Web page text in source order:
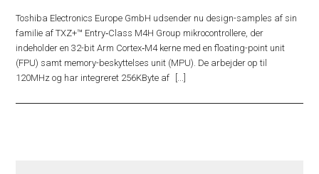
Toshiba Electronics Europe GmbH udsender nu design-samples af sin
familie af TXZ+™ Entry‑Class M4H Group mikrocontrollere, der
indeholder en 32-bit Arm Cortex‑M4 kerne med en floating-point unit
(FPU) samt memory-beskyttelses unit (MPU). De arbejder op til
120MHz og har integreret 256KByte af